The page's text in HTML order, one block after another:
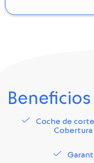
Beneficios
Coche de
Cobertura